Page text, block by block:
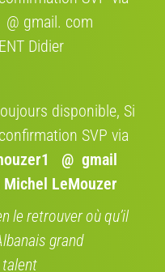
ENTRE
FRANCE
une solution de livraison
et respectueuse de
gmail. com
Didier
disponible, Si
SVP via
@ gmail
LeMouzer
le retrouver où qu’il
grand
talent